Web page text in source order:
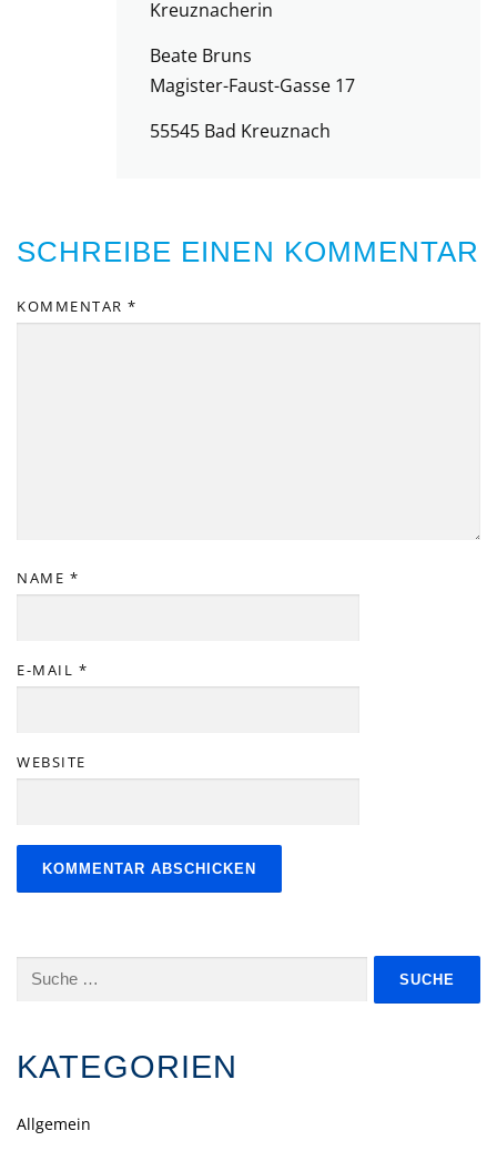
Kreuznacherin
Beate Bruns
Magister-Faust-Gasse 17
55545 Bad Kreuznach
SCHREIBE EINEN KOMMENTAR
KOMMENTAR *
NAME *
E-MAIL *
WEBSITE
Suche
KATEGORIEN
Allgemein